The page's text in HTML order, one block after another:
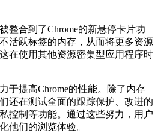
整合到了Chrome的新悬停卡片功
活跃标签的内存，从而将更多资源
在使用其他资源密集型应用程序时
于提高Chrome的性能。除了内存
还在测试全面的跟踪保护、改进的
控制等功能。通过这些努力，用户
他们的浏览体验。